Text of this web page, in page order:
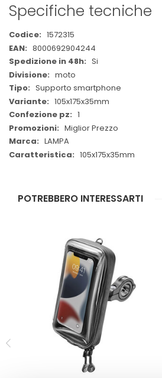
Specifiche tecniche
Maggiori
Informazioni
1572315
8000692904244
Si
moto
Supporto smartphone
105x175x35mm
1
Miglior Prezzo
LAMPA
105x175x35mm
POTREBBERO INTERESSARTI